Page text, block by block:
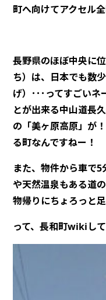
町へ向けてアクセル
長野県のほぼ中央に
ち）は、日本でも数
げ）･･･ってすごい
とが出来る中山道長
の「美ヶ原高原」が
る町なんですねー！
また、物件から車で
や天然温泉もある道
物帰りにちょろっと
って、長和町wikiし